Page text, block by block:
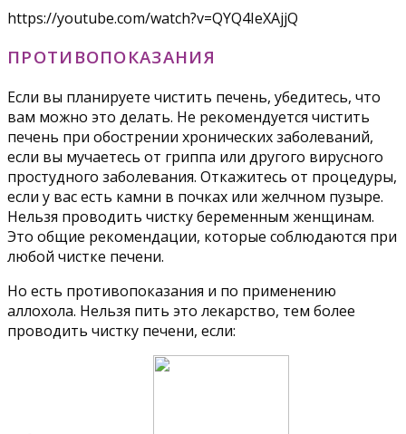
https://youtube.com/watch?v=QYQ4IeXAjjQ
ПРОТИВОПОКАЗАНИЯ
Если вы планируете чистить печень, убедитесь, что
вам можно это делать. Не рекомендуется чистить
печень при обострении хронических заболеваний,
если вы мучаетесь от гриппа или другого вирусного
простудного заболевания. Откажитесь от процедуры,
если у вас есть камни в почках или желчном пузыре.
Нельзя проводить чистку беременным женщинам.
Это общие рекомендации, которые соблюдаются при
любой чистке печени.
Но есть противопоказания и по применению
аллохола. Нельзя пить это лекарство, тем более
проводить чистку печени, если: